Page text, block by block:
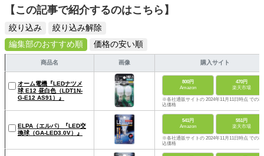
【この記事で紹介するのはこちら】
絞り込み
絞り込み解除
編集部のおすすめ順
価格の安い順
商品名 画像 購入サイト
オーム電機『LEDナツメ
球 E12 昼白色（LDT1N-
G-E12 AS91）』
800円
Amazon
470円
楽天市場
※各社通販サイトの 2024年11月11日時点 での税
込価格
ELPA（エルパ）『LED交
換球（GA-LED3.0V）』
541円
Amazon
551円
楽天市場
※各社通販サイトの 2024年11月11日時点 での税
込価格